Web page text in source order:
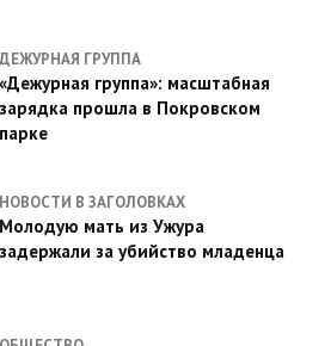
ДЕЖУРНАЯ ГРУППА
«Дежурная группа»: масштабная
зарядка прошла в Покровском
парке
НОВОСТИ В ЗАГОЛОВКАХ
Молодую мать из Ужура
задержали за убийство младенца